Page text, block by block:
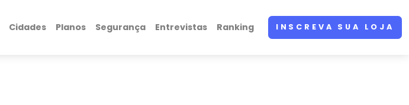
Cidades Planos Segurança Entrevistas Ranking INSCREVA SUA LOJA